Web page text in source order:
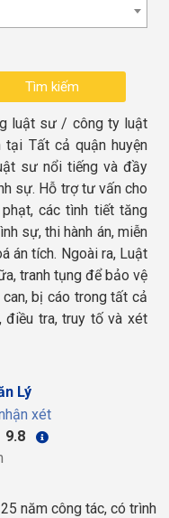
luật sư / công ty luật
Tất cả quận huyện
sư nổi tiếng và đầy
sự. Hỗ trợ tư vấn cho
các tình tiết tăng
sự, thi hành án, miễn
án tích. Ngoài ra, Luật
tranh tụng để bảo vệ
bị cáo trong tất cả
tra, truy tố và xét
Lý
xét
9.8
năm công tác, có trình